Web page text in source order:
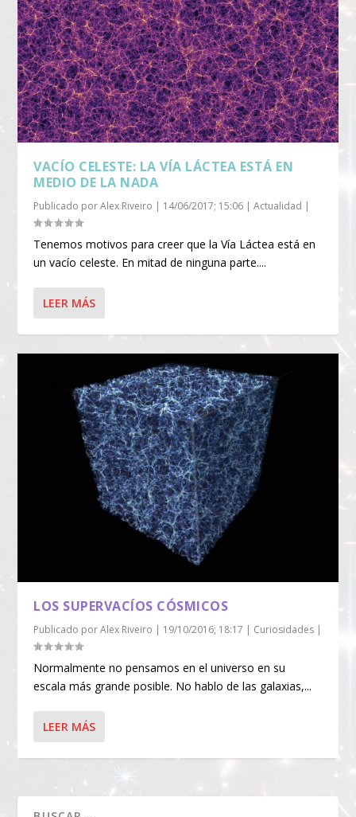
VACÍO CELESTE: LA VÍA LÁCTEA ESTÁ EN
MEDIO DE LA NADA
Publicado porAlex Riveiro | 14/06/2017; 15:06 |Actualidad |
Tenemos motivos para creer que la Vía Láctea está en
un vacío celeste. En mitad de ninguna parte....
LEER MÁS
LOS SUPERVACÍOS CÓSMICOS
Publicado porAlex Riveiro | 19/10/2016; 18:17 | Curiosidades |
Normalmente no pensamos en el universo en su
escala más grande posible. No hablo de las galaxias,...
LEER MÁS